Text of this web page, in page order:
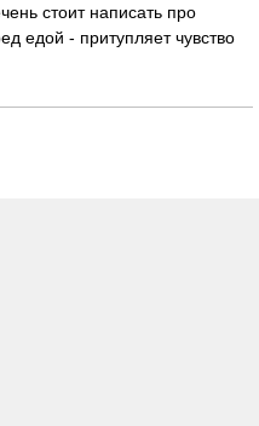
стоит написать про
едой - притупляет чувство